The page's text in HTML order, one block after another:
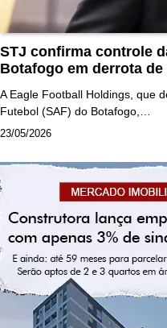
STJ confirma controle
Botafogo em derrota de
A Eagle Football Holdings, que
Futebol (SAF) do Botafogo,…
23/05/2026